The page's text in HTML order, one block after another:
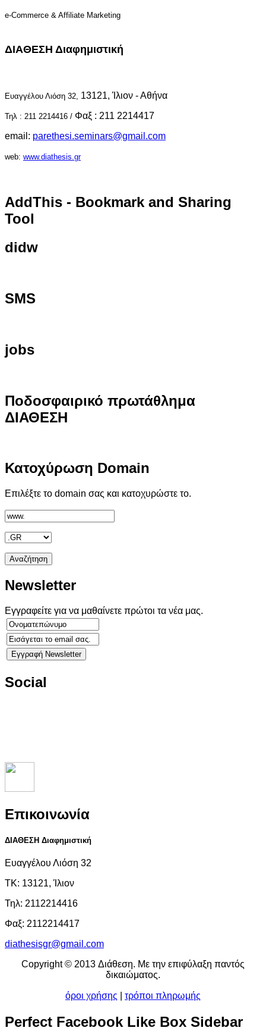
e-Commerce & Affiliate Marketing
ΔΙΑΘΕΣΗ Διαφημιστική
Ευαγγέλου Λιόση 32, 13121, Ίλιον - Αθήνα
Τηλ : 211 2214416 / Φαξ : 211 2214417
email: parethesi.seminars@gmail.com
web: www.diathesis.gr
AddThis - Bookmark and Sharing
Tool
didw
SMS
jobs
Ποδοσφαιρικό πρωτάθλημα
ΔΙΑΘΕΣΗ
Κατοχύρωση Domain
Επιλέξτε το domain σας και κατοχυρώστε το.
Newsletter
Εγγραφείτε για να μαθαίνετε πρώτοι τα νέα μας.
Social
Επικοινωνία
ΔΙΑΘΕΣΗ Διαφημιστική
Ευαγγέλου Λιόση 32
ΤΚ: 13121, Ίλιον
Τηλ: 2112214416
Φαξ: 2112214417
diathesisgr@gmail.com
Copyright © 2013 Διάθεση. Με την επιφύλαξη παντός
δικαιώματος.
όροι χρήσης τρόποι πληρωμής
Perfect Facebook Like Box Sidebar